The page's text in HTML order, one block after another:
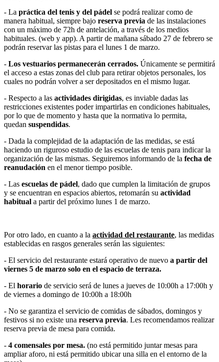
- La práctica del tenis y del pádel se podrá realizar como de
manera habitual, siempre bajo reserva previa de las instalaciones
con un máximo de 72h de antelación, a través de los medios
habituales. (web y app). A partir de mañana sábado 27 de febrero se
podrán reservar las pistas para el lunes 1 de marzo.
- Los vestuarios permanecerán cerrados. Únicamente se permitirá
el acceso a estas zonas del club para retirar objetos personales, los
cuales no podrán volver a ser depositados en el mismo lugar.
- Respecto a las actividades dirigidas, es inviable dadas las
restricciones existentes poder impartirlas en condiciones habituales,
por lo que de momento y hasta que la normativa lo permita,
quedan suspendidas.
- Dada la complejidad de la adaptación de las medidas, se está
haciendo un riguroso estudio de las escuelas de tenis para indicar la
organización de las mismas. Seguiremos informando de la fecha de
reanudación en el menor tiempo posible.
- Las escuelas de pádel, dado que cumplen la limitación de grupos
y se encuentran en espacios abiertos, retomarán su actividad
habitual a partir del próximo lunes 1 de marzo.
Por otro lado, en cuanto a la actividad del restaurante, las medidas
establecidas en rasgos generales serán las siguientes:
- El servicio del restaurante estará operativo de nuevo a partir del
viernes 5 de marzo solo en el espacio de terraza.
- El horario de servicio será de lunes a jueves de 10:00h a 17:00h y
de viernes a domingo de 10:00h a 18:00h
- No se garantiza el servicio de comidas de sábados, domingos y
festivos si no existe una reserva previa. Les recomendamos realizar
reserva previa de mesa para comida.
- 4 comensales por mesa. (no está permitido juntar mesas para
ampliar aforo, ni está permitido ubicar una silla en el entorno de la